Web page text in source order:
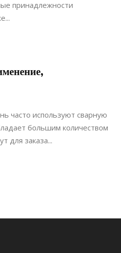
принадлежности
часто используют сварную
большим количеством
для заказа...